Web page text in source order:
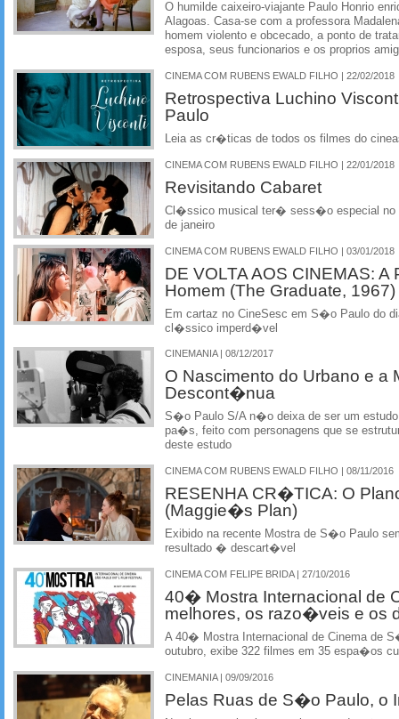
O humilde caixeiro-viajante Paulo Honrio
Alagoas. Casa-se com a professora
homem violento e obcecado, a ponto de
esposa, seus funcionarios e os proprios
CINEMA COM RUBENS EWALD FILHO | 22/02/2018
Retrospectiva Luchino
Paulo
Leia as cr�ticas de todos os filmes do
CINEMA COM RUBENS EWALD FILHO | 22/01/2018
Revisitando Cabaret
Cl�ssico musical ter� sess�o especial no
de janeiro
CINEMA COM RUBENS EWALD FILHO | 03/01/2018
DE VOLTA AOS CINEMAS: A
Homem (The Graduate, 1967)
Em cartaz no CineSesc em S�o Paulo do
cl�ssico imperd�vel
CINEMANIA | 08/12/2017
O Nascimento do Urbano e a
Descont�nua
S�o Paulo S/A n�o deixa de ser um
pa�s, feito com personagens que se
deste estudo
CINEMA COM RUBENS EWALD FILHO | 08/11/2016
RESENHA CR�TICA: O
(Maggie�s Plan)
Exibido na recente Mostra de S�o Paulo
resultado � descart�vel
CINEMA COM FELIPE BRIDA | 27/10/2016
40� Mostra Internacional de
melhores, os razo�veis e os
A 40� Mostra Internacional de Cinema de
outubro, exibe 322 filmes em 35 espa�os
CINEMANIA | 09/09/2016
Pelas Ruas de S�o Paulo, o